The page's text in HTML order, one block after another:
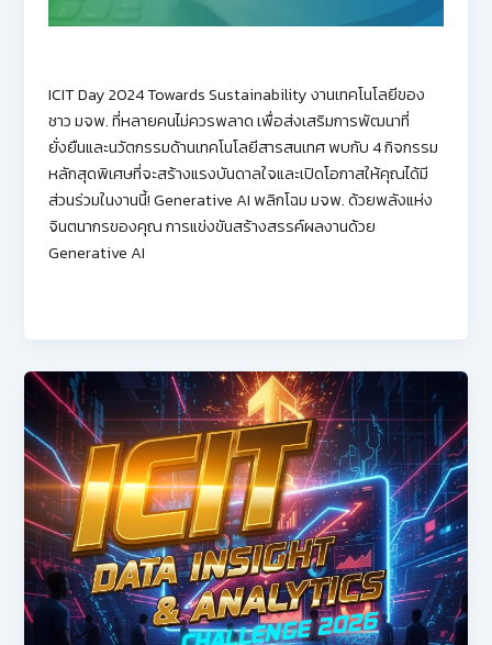
ICIT Day 2024 Towards Sustainability งานเทคโนโลยีของ
ชาว มจพ. ที่หลายคนไม่ควรพลาด เพื่อส่งเสริมการพัฒนาที่
ยั่งยืนและนวัตกรรมด้านเทคโนโลยีสารสนเทศ พบกับ 4 กิจกรรม
หลักสุดพิเศษที่จะสร้างแรงบันดาลใจและเปิดโอกาสให้คุณได้มี
ส่วนร่วมในงานนี้! Generative AI พลิกโฉม มจพ. ด้วยพลังแห่ง
จินตนากรของคุณ การแข่งขันสร้างสรรค์ผลงานด้วย
Generative AI